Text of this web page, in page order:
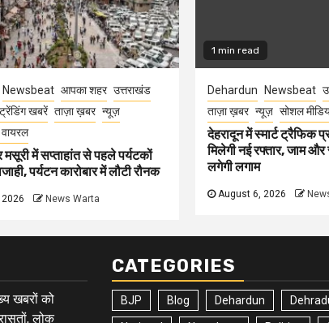
Newsbeat आपका शहर उत्तराखंड
ट्रेंडिंग खबरें ताज़ा ख़बर न्यूज़
वायरल
में सप्ताहांत से पहले पर्यटकों
पर्यटन कारोबार में लौटी रौनक
News Warta
1 min read
Dehardun Newsbeat
ताज़ा ख़बर न्यूज़ सोशल
देहरादून में स्मार्ट ट्रैफिक
मिलेगी नई रफ्तार, जाम
लगेगी लगाम
August 6, 2026
खबरों को
लोक
CATEGORIES
BJP Blog Dehardun